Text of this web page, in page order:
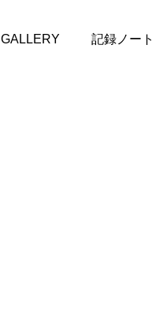
GALLERY 記録ノート